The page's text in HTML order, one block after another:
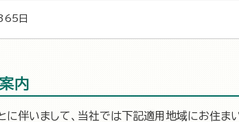
日
内
伴いまして、当社では下記適用地域にお住ま